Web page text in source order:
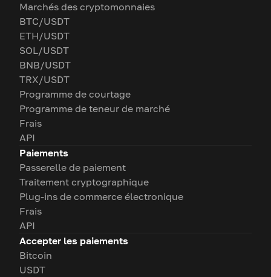
Marchés des cryptomonnaies
BTC/USDT
ETH/USDT
SOL/USDT
BNB/USDT
TRX/USDT
Programme de courtage
Programme de teneur de marché
Frais
API
Paiements
Passerelle de paiement
Traitement cryptographique
Plug-ins de commerce électronique
Frais
API
Accepter les paiements
Bitcoin
USDT